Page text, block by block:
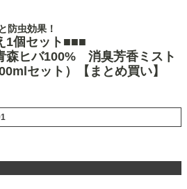
防虫効果！
1個セット■■■
森ヒバ100% 消臭芳香ミスト
セット）【まとめ買い】